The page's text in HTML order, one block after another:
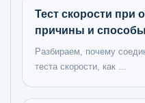
Тест скорости при
причины и
Разбираем, почему
теста скорости, как ...